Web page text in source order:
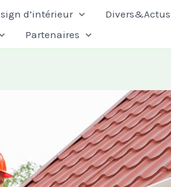
d’intérieur Divers&Actus
Partenaires